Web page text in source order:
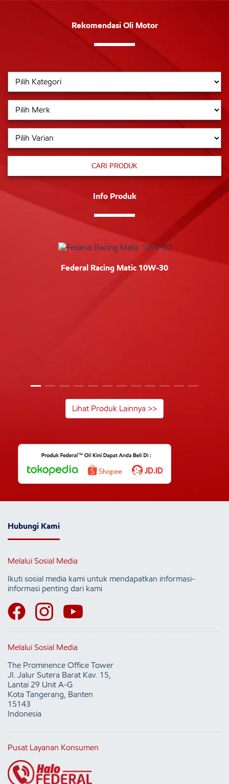
Rekomendasi Oli Motor
CARI PRODUK
Info Produk
Federal Racing Matic 10W-30
Lihat Produk Lainnya >>
Hubungi Kami
Melalui Sosial Media
Ikuti sosial media kami untuk mendapatkan informasi-
informasi penting dari kami
Melalui Sosial Media
The Prominence Office Tower
Jl. Jalur Sutera Barat Kav. 15,
Lantai 29 Unit A-G
Kota Tangerang, Banten
15143
Indonesia
Pusat Layanan Konsumen